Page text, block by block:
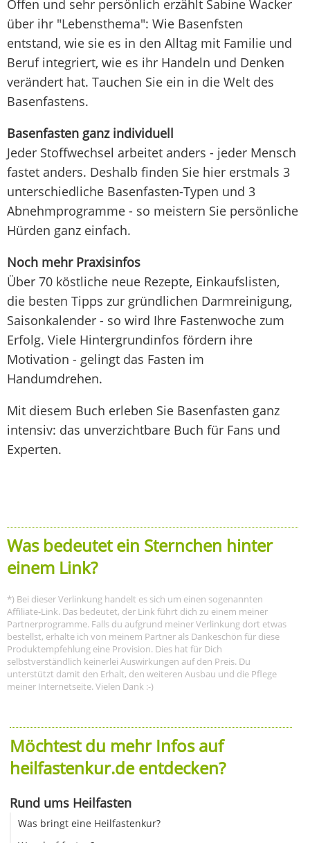
Offen und sehr persönlich erzählt Sabine Wacker
über ihr "Lebensthema": Wie Basenfsten
entstand, wie sie es in den Alltag mit Familie und
Beruf integriert, wie es ihr Handeln und Denken
verändert hat. Tauchen Sie ein in die Welt des
Basenfastens.
Basenfasten ganz individuell
Jeder Stoffwechsel arbeitet anders - jeder Mensch
fastet anders. Deshalb finden Sie hier erstmals 3
unterschiedliche Basenfasten-Typen und 3
Abnehmprogramme - so meistern Sie persönliche
Hürden ganz einfach.
Noch mehr Praxisinfos
Über 70 köstliche neue Rezepte, Einkaufslisten,
die besten Tipps zur gründlichen Darmreinigung,
Saisonkalender - so wird Ihre Fastenwoche zum
Erfolg. Viele Hintergrundinfos fördern ihre
Motivation - gelingt das Fasten im
Handumdrehen.
Mit diesem Buch erleben Sie Basenfasten ganz
intensiv: das unverzichtbare Buch für Fans und
Experten.
Was bedeutet ein Sternchen hinter
einem Link?
*) Bei dieser Verlinkung handelt es sich um einen sogenannten
Affiliate-Link. Das bedeutet, der Link führt dich zu einem meiner
Partnerprogramme. Falls du aufgrund meiner Verlinkung dort etwas
bestellst, erhalte ich von meinem Partner als Dankeschön für diese
Produktempfehlung eine Provision. Dies hat für Dich
selbstverständlich keinerlei Auswirkungen auf den Preis. Du
unterstützt damit den Erhalt, den weiteren Ausbau und die Pflege
meiner Internetseite. Vielen Dank :-)
Möchtest du mehr Infos auf
heilfastenkur.de entdecken?
Rund ums Heilfasten
Was bringt eine Heilfastenkur?